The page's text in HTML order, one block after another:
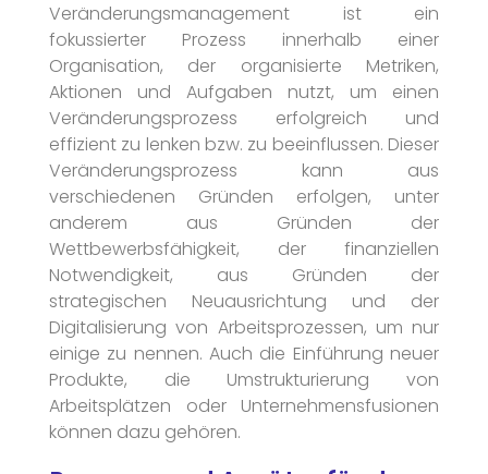
Veränderungsmanagement ist ein
fokussierter Prozess innerhalb einer
Organisation, der organisierte Metriken,
Aktionen und Aufgaben nutzt, um einen
Veränderungsprozess erfolgreich und
effizient zu lenken bzw. zu beeinflussen. Dieser
Veränderungsprozess kann aus
verschiedenen Gründen erfolgen, unter
anderem aus Gründen der
Wettbewerbsfähigkeit, der finanziellen
Notwendigkeit, aus Gründen der
strategischen Neuausrichtung und der
Digitalisierung von Arbeitsprozessen, um nur
einige zu nennen. Auch die Einführung neuer
Produkte, die Umstrukturierung von
Arbeitsplätzen oder Unternehmensfusionen
können dazu gehören.
Termine